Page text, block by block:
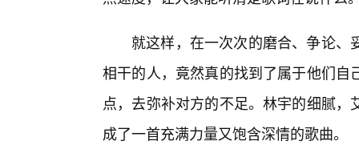
就这样，在一次次的磨合、争论
相干的人，竟然真的找到了属于他们
点，去弥补对方的不足。林宇的细腻
成了一首充满力量又饱含深情的歌曲。